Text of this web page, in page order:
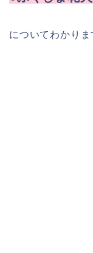
についてわかりま